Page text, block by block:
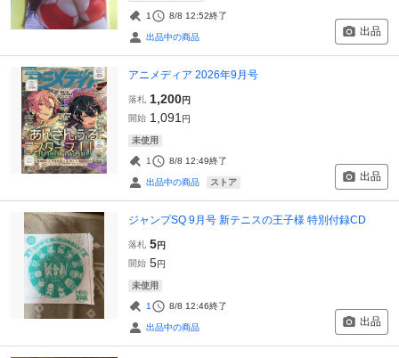
1 8/8 12:52終了
出品中の商品 出品
アニメディア 2026年9月号
落札 1,200円
開始 1,091 円
未使用
1 8/8 12:49終了
出品中の商品 ストア 出品
ジャンプSQ 9月号 新テニスの王子様 特別付録CD
落札 5円
開始 5円
未使用
1 8/8 12:46終了
出品中の商品 出品